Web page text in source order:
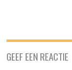
GEEF EEN REACTIE